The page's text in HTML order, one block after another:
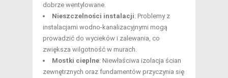
dobrze wentylowane.
Nieszczelności instalacji: Problemy z
instalacjami wodno-kanalizacyjnymi mogą
prowadzić do wycieków i zalewania, co
zwiększa wilgotność w murach.
Mostki cieplne: Niewłaściwa izolacja ścian
zewnętrznych oraz fundamentów przyczynia się